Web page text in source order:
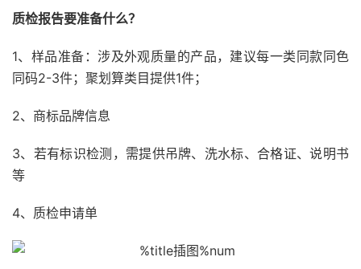
质检报告要准备什么？
1、样品准备：涉及外观质量的产品，建议每一类同款同色
同码2-3件；聚划算类目提供1件；
2、商标品牌信息
3、若有标识检测，需提供吊牌、洗水标、合格证、说明书
等
4、质检申请单